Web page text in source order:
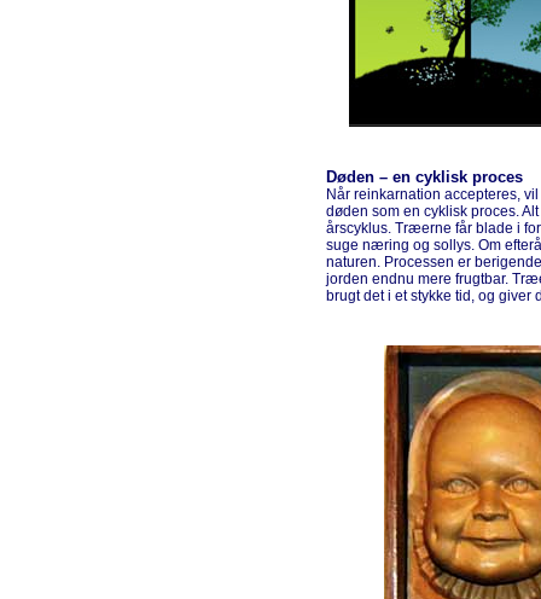
Døden – en cyklisk proces
Når reinkarnation accepteres,
døden som en cyklisk proces.
årscyklus. Træerne får blade i
suge næring og sollys. Om
naturen. Processen er
jorden endnu mere frugtbar.
brugt det i et stykke tid, og giver